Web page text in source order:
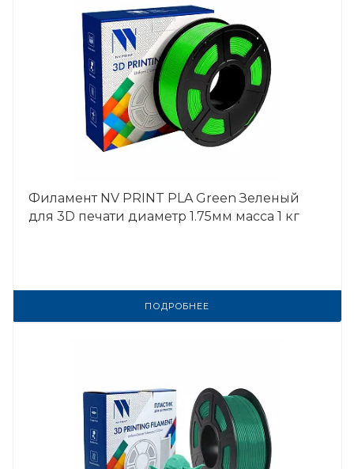
Филамент NV PRINT PLA Green Зеленый
для 3D печати диаметр 1.75мм масса 1 кг
ПОДРОБНЕЕ